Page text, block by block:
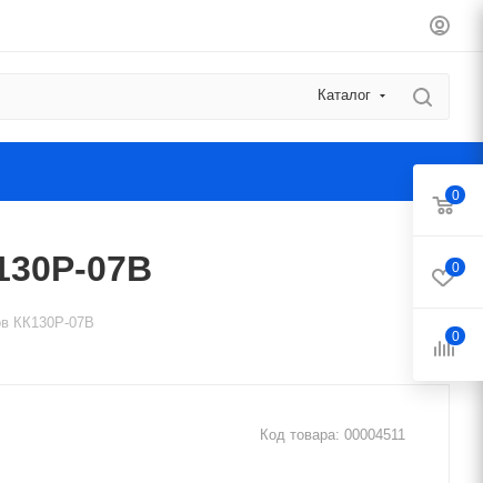
Каталог
07В
КК130Р-07В
Код товара: 00004511
0
0
0